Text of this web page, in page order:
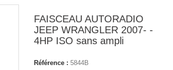
FAISCEAU AUTORADIO
JEEP WRANGLER 2007- -
4HP ISO sans ampli
Référence : 5844B